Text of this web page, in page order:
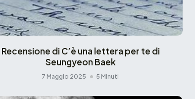
Recensione di C’è una lettera per te di
Seungyeon Baek
7 Maggio 2025 5 Minuti